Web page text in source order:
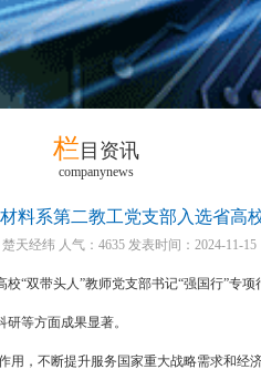
栏目资讯
companynews
料系第二教工党支部入选省高
天经纬 人气：4635 发表时间：2024-11-15
“双带头人”教师党支部书记“强国行”专项
等方面成果显著。
，不断提升服务国家重大战略需求和经